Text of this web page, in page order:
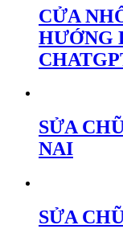
CỬA
HƯỚNG
SỬA
NAI
SỬA